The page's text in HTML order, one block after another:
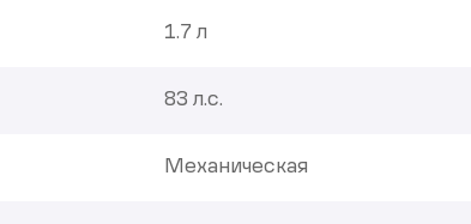
1.7 л
83 л.с.
Механическая